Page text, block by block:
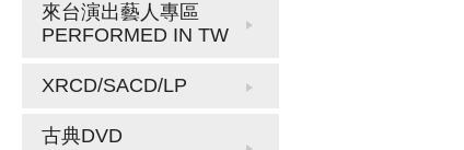
來台演出藝人專區
PERFORMED IN TW
XRCD/SACD/LP
古典DVD